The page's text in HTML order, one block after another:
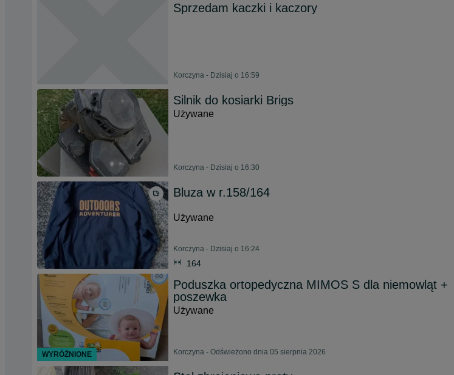
Sprzedam kaczki i kaczory
Korczyna - Dzisiaj o 16:59
Silnik do kosiarki Brigs
Używane
Korczyna - Dzisiaj o 16:30
Bluza w r.158/164
Używane
Korczyna - Dzisiaj o 16:24
164
Poduszka ortopedyczna MIMOS S dla niemowląt +
poszewka
Używane
Korczyna - Odświeżono dnia 05 sierpnia 2026
WYRÓŻNIONE